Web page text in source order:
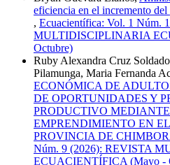
eficiencia en el incremento del
, Ecuacientífica: Vol. 1 Núm.
MULTIDISCIPLINARIA
Octubre)
Ruby Alexandra Cruz
Pilamunga, Maria Fernanda
ECONÓMICA DE
DE OPORTUNIDADES Y
PRODUCTIVO
EMPRENDIMIENTO EN
PROVINCIA DE
Núm. 9 (2026): REVISTA
ECUACIENTÍFICA (Mayo -